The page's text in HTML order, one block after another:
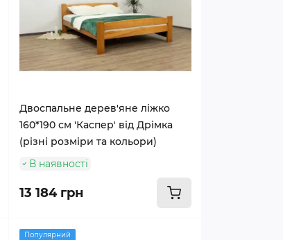
Двоспальне дерев'яне ліжко
160*190 см 'Каспер' від Дрімка
(різні розміри та кольори)
В наявності
13 184 грн
Популярний